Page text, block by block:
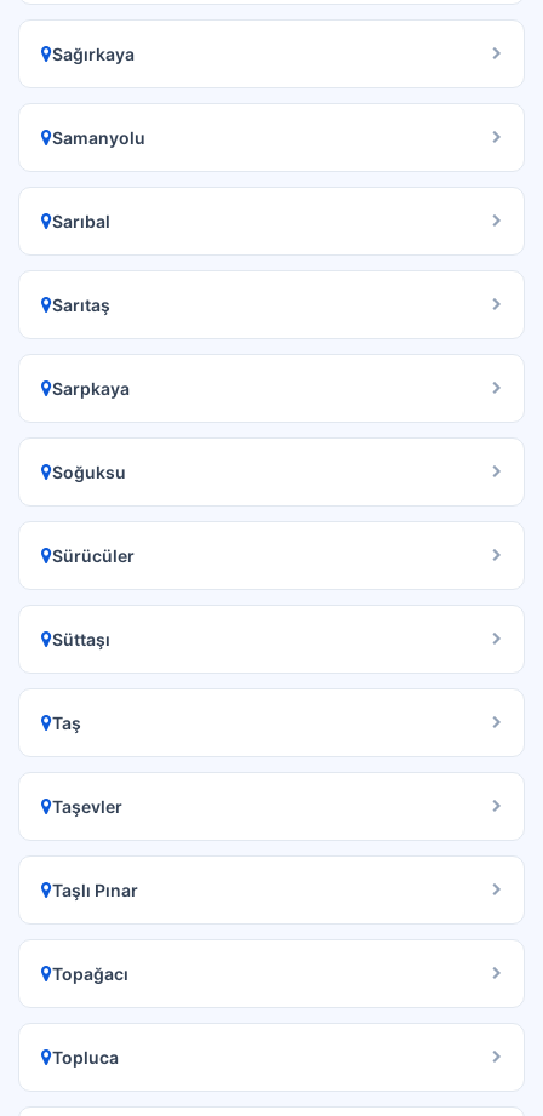
Sağırkaya
Samanyolu
Sarıbal
Sarıtaş
Sarpkaya
Soğuksu
Sürücüler
Süttaşı
Taş
Taşevler
Taşlı Pınar
Topağacı
Topluca